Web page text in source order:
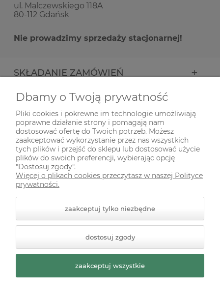
ul. Malczewskiego 118A
80-112 Gdańsk
Nie prowadzimy sprzedaży stacjonarnej!
SKŁADANIE ZAMÓWIEŃ
INFORMACJE
ODWIEDŹ NAS NA
Styl graficzny ShopGadget.pl Sklep internetowy Shoper
Premium
Dbamy o Twoją prywatność
Pliki cookies i pokrewne im technologie umożliwiają
poprawne działanie strony i pomagają nam
dostosować ofertę do Twoich potrzeb. Możesz
zaakceptować wykorzystanie przez nas wszystkich
tych plików i przejść do sklepu lub dostosować użycie
plików do swoich preferencji, wybierając opcję
"Dostosuj zgody".
Więcej o plikach cookies przeczytasz w naszej Polityce
prywatności.
zaakceptuj tylko niezbędne
dostosuj zgody
zaakceptuj wszystkie